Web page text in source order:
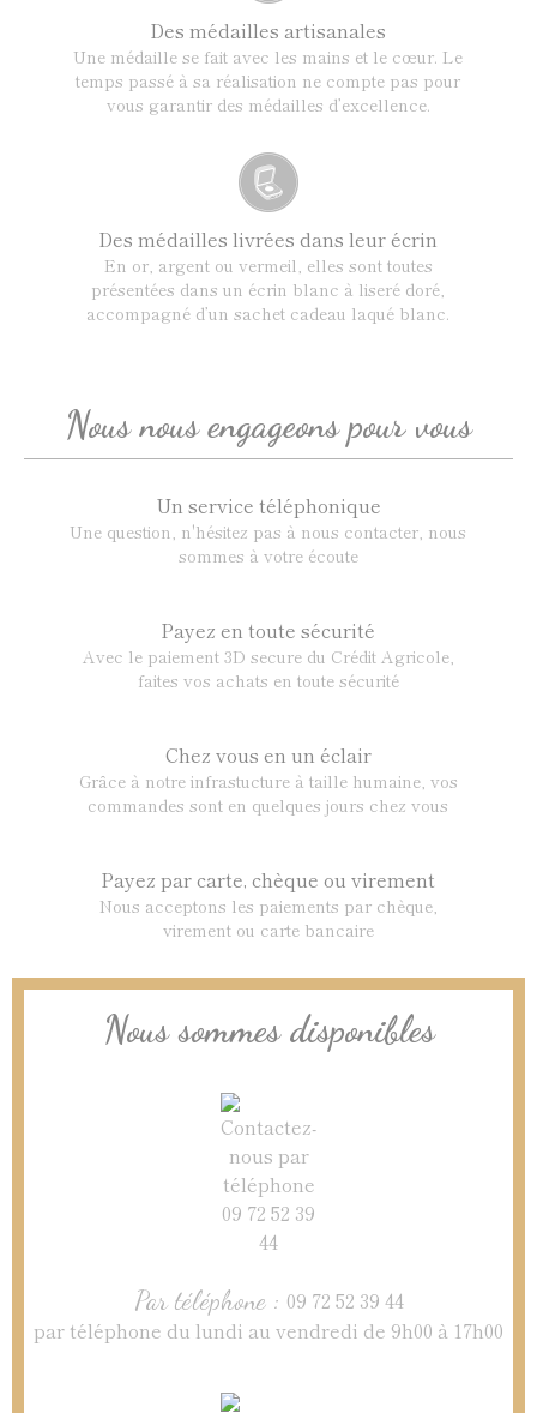
Des médailles artisanales
Une médaille se fait avec les mains et le cœur. Le
temps passé à sa réalisation ne compte pas pour
vous garantir des médailles d’excellence.
Des médailles livrées dans leur écrin
En or, argent ou vermeil, elles sont toutes
présentées dans un écrin blanc à liseré doré,
accompagné d’un sachet cadeau laqué blanc.
Nous nous engageons pour vous
Un service téléphonique
Une question, n'hésitez pas à nous contacter, nous
sommes à votre écoute
Payez en toute sécurité
Avec le paiement 3D secure du Crédit Agricole,
faites vos achats en toute sécurité
Chez vous en un éclair
Grâce à notre infrastucture à taille humaine, vos
commandes sont en quelques jours chez vous
Payez par carte, chèque ou virement
Nous acceptons les paiements par chèque,
virement ou carte bancaire
Nous sommes disponibles
Par téléphone : 09 72 52 39 44
par téléphone du lundi au vendredi de 9h00 à 17h00